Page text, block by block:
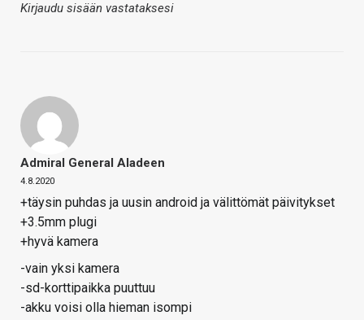
Kirjaudu sisään vastataksesi
Admiral General Aladeen
4.8.2020
+täysin puhdas ja uusin android ja välittömät päivitykset
+3.5mm plugi
+hyvä kamera
-vain yksi kamera
-sd-korttipaikka puuttuu
-akku voisi olla hieman isompi